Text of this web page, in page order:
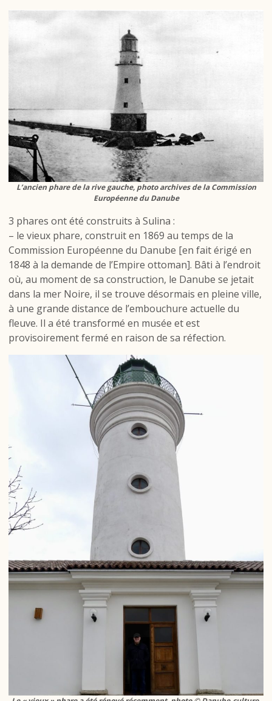
L’ancien phare de la rive gauche, photo archives de la Commission
Européenne du Danube
3 phares ont été construits à Sulina :
– le vieux phare, construit en 1869 au temps de la
Commission Européenne du Danube [en fait érigé en
1848 à la demande de l’Empire ottoman]. Bâti à l’endroit
où, au moment de sa construction, le Danube se jetait
dans la mer Noire, il se trouve désormais en pleine ville,
à une grande distance de l’embouchure actuelle du
fleuve. Il a été transformé en musée et est
provisoirement fermé en raison de sa réfection.